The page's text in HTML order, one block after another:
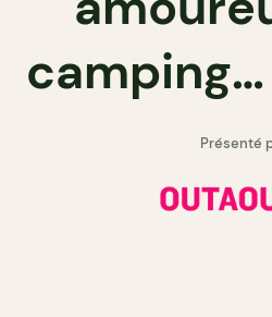
Présenté